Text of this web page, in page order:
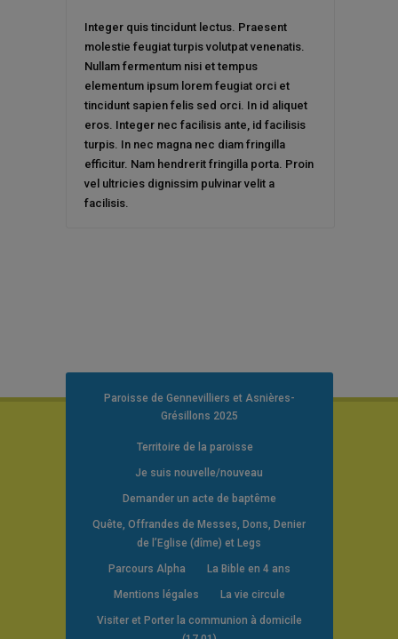
Integer quis tincidunt lectus. Praesent
molestie feugiat turpis volutpat venenatis.
Nullam fermentum nisi et tempus
elementum ipsum lorem feugiat orci et
tincidunt sapien felis sed orci. In id aliquet
eros. Integer nec facilisis ante, id facilisis
turpis. In nec magna nec diam fringilla
efficitur. Nam hendrerit fringilla porta. Proin
vel ultricies dignissim pulvinar velit a
facilisis.
Paroisse de Gennevilliers et Asnières-
Grésillons 2025
Territoire de la paroisse
Je suis nouvelle/nouveau
Demander un acte de baptême
Quête, Offrandes de Messes, Dons, Denier
de l’Eglise (dîme) et Legs
Parcours Alpha La Bible en 4 ans
Mentions légales La vie circule
Visiter et Porter la communion à domicile